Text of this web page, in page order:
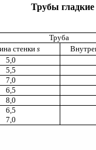
Трубы
Труба
стенки s
5,0
5,5
7,0
6,5
8,0
6,5
7,0